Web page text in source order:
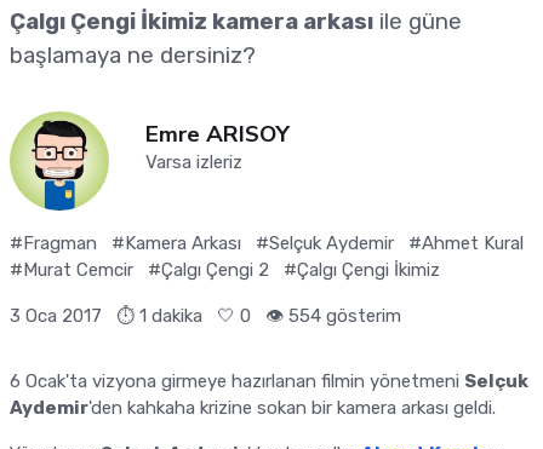
Çalgı Çengi İkimiz kamera arkasıile güne
başlamaya ne dersiniz?
Emre ARISOY
Varsa izleriz
3 Oca 2017 ⏱ 1 dakika 🤍 0 👁️ 554 gösterim
#Fragman #Kamera Arkası #Selçuk Aydemir
#Ahmet Kural
#Murat Cemcir
#Çalgı Çengi 2 #Çalgı Çengi İkimiz
6 Ocak'ta vizyona girmeye hazırlanan filmin yönetmeni Selçuk
Aydemir'den kahkaha krizine sokan bir kamera arkası geldi.